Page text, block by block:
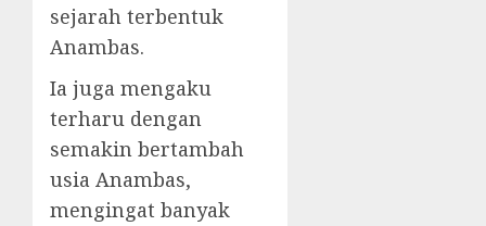
sejarah terbentuk
Anambas.
Ia juga mengaku
terharu dengan
semakin bertambah
usia Anambas,
mengingat banyak